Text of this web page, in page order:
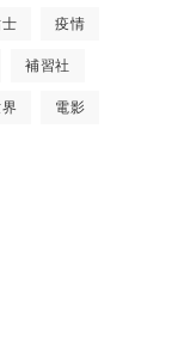
疫情
補習社
電影